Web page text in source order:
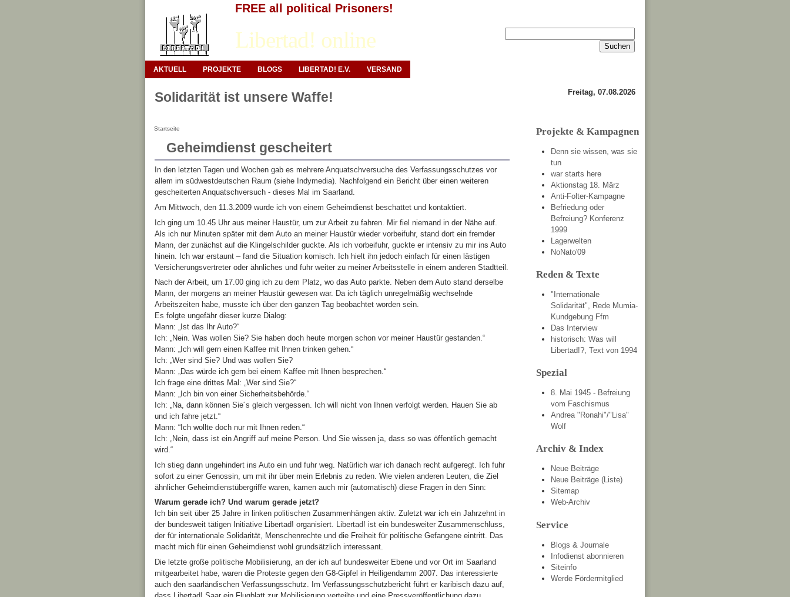
FREE all political Prisoners!
Libertad! online
AKTUELL PROJEKTE BLOGS LIBERTAD! E.V. VERSAND
Solidarität ist unsere Waffe! Freitag, 07.08.2026
Startseite
Geheimdienst gescheitert
In den letzten Tagen und Wochen gab es mehrere Anquatschversuche des Verfassungsschutzes vor
allem im südwestdeutschen Raum (siehe Indymedia). Nachfolgend ein Bericht über einen weiteren
gescheiterten Anquatschversuch - dieses Mal im Saarland.
Am Mittwoch, den 11.3.2009 wurde ich von einem Geheimdienst beschattet und kontaktiert.
Ich ging um 10.45 Uhr aus meiner Haustür, um zur Arbeit zu fahren. Mir fiel niemand in der Nähe auf.
Als ich nur Minuten später mit dem Auto an meiner Haustür wieder vorbeifuhr, stand dort ein fremder
Mann, der zunächst auf die Klingelschilder guckte. Als ich vorbeifuhr, guckte er intensiv zu mir ins Auto
hinein. Ich war erstaunt – fand die Situation komisch. Ich hielt ihn jedoch einfach für einen lästigen
Versicherungsvertreter oder ähnliches und fuhr weiter zu meiner Arbeitsstelle in einem anderen Stadtteil.
Nach der Arbeit, um 17.00 ging ich zu dem Platz, wo das Auto parkte. Neben dem Auto stand derselbe
Mann, der morgens an meiner Haustür gewesen war. Da ich täglich unregelmäßig wechselnde
Arbeitszeiten habe, musste ich über den ganzen Tag beobachtet worden sein.
Es folgte ungefähr dieser kurze Dialog:
Mann: „Ist das Ihr Auto?“
Ich: „Nein. Was wollen Sie? Sie haben doch heute morgen schon vor meiner Haustür gestanden.“
Mann: „Ich will gern einen Kaffee mit Ihnen trinken gehen.“
Ich: „Wer sind Sie? Und was wollen Sie?
Mann: „Das würde ich gern bei einem Kaffee mit Ihnen besprechen.“
Ich frage eine drittes Mal: „Wer sind Sie?“
Mann: „Ich bin von einer Sicherheitsbehörde.“
Ich: „Na, dann können Sie´s gleich vergessen. Ich will nicht von Ihnen verfolgt werden. Hauen Sie ab
und ich fahre jetzt.“
Mann: “Ich wollte doch nur mit Ihnen reden.“
Ich: „Nein, dass ist ein Angriff auf meine Person. Und Sie wissen ja, dass so was öffentlich gemacht
wird.“
Ich stieg dann ungehindert ins Auto ein und fuhr weg. Natürlich war ich danach recht aufgeregt. Ich fuhr
sofort zu einer Genossin, um mit ihr über mein Erlebnis zu reden. Wie vielen anderen Leuten, die Ziel
ähnlicher Geheimdienstübergriffe waren, kamen auch mir (automatisch) diese Fragen in den Sinn:
Warum gerade ich? Und warum gerade jetzt?
Ich bin seit über 25 Jahre in linken politischen Zusammenhängen aktiv. Zuletzt war ich ein Jahrzehnt in
der bundesweit tätigen Initiative Libertad! organisiert. Libertad! ist ein bundesweiter Zusammenschluss,
der für internationale Solidarität, Menschenrechte und die Freiheit für politische Gefangene eintritt. Das
macht mich für einen Geheimdienst wohl grundsätzlich interessant.
Die letzte große politische Mobilisierung, an der ich auf bundesweiter Ebene und vor Ort im Saarland
mitgearbeitet habe, waren die Proteste gegen den G8-Gipfel in Heiligendamm 2007. Das interessierte
auch den saarländischen Verfassungsschutz. Im Verfassungsschutzbericht führt er karibisch dazu auf,
Projekte & Kampagnen
Denn sie wissen, was sie
tun
war starts here
Aktionstag 18. März
Anti-Folter-Kampagne
Befriedung oder
Befreiung? Konferenz
1999
Lagerwelten
NoNato'09
Reden & Texte
"Internationale
Solidarität", Rede Mumia-
Kundgebung Ffm
Das Interview
historisch: Was will
Libertad!?, Text von 1994
Spezial
8. Mai 1945 - Befreiung
vom Faschismus
Andrea "Ronahi"/"Lisa"
Wolf
Archiv & Index
Neue Beiträge
Neue Beiträge (Liste)
Sitemap
Web-Archiv
Service
Blogs & Journale
Infodienst abonnieren
Siteinfo
Werde Fördermitglied